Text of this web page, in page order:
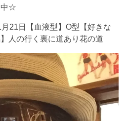
中☆
月21日【血液型】O型【好きな
人の行く裏に道あり花の道